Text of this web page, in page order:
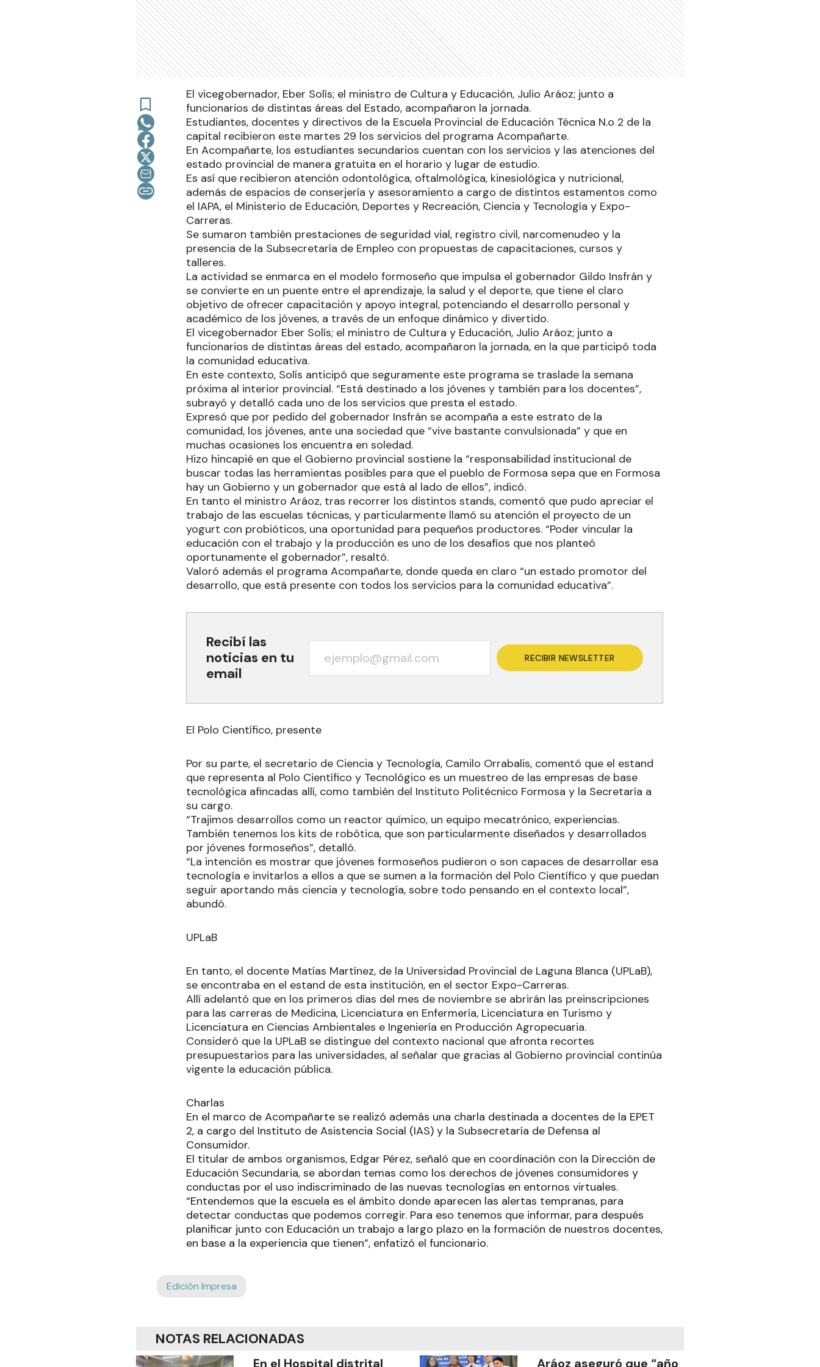
El vicegobernador, Eber Solís; el ministro de Cultura y Educación, Julio Aráoz; junto a
funcionarios de distintas áreas del Estado, acompañaron la jornada.
Estudiantes, docentes y directivos de la Escuela Provincial de Educación Técnica N.o 2 de la
capital recibieron este martes 29 los servicios del programa Acompañarte.
En Acompañarte, los estudiantes secundarios cuentan con los servicios y las atenciones del
estado provincial de manera gratuita en el horario y lugar de estudio.
Es así que recibieron atención odontológica, oftalmológica, kinesiológica y nutricional,
además de espacios de conserjería y asesoramiento a cargo de distintos estamentos como
el IAPA, el Ministerio de Educación, Deportes y Recreación, Ciencia y Tecnología y Expo-
Carreras.
Se sumaron también prestaciones de seguridad vial, registro civil, narcomenudeo y la
presencia de la Subsecretaría de Empleo con propuestas de capacitaciones, cursos y
talleres.
La actividad se enmarca en el modelo formoseño que impulsa el gobernador Gildo Insfrán y
se convierte en un puente entre el aprendizaje, la salud y el deporte, que tiene el claro
objetivo de ofrecer capacitación y apoyo integral, potenciando el desarrollo personal y
académico de los jóvenes, a través de un enfoque dinámico y divertido.
El vicegobernador Eber Solís; el ministro de Cultura y Educación, Julio Aráoz; junto a
funcionarios de distintas áreas del estado, acompañaron la jornada, en la que participó toda
la comunidad educativa.
En este contexto, Solís anticipó que seguramente este programa se traslade la semana
próxima al interior provincial. “Está destinado a los jóvenes y también para los docentes”,
subrayó y detalló cada uno de los servicios que presta el estado.
Expresó que por pedido del gobernador Insfrán se acompaña a este estrato de la
comunidad, los jóvenes, ante una sociedad que “vive bastante convulsionada” y que en
muchas ocasiones los encuentra en soledad.
Hizo hincapié en que el Gobierno provincial sostiene la “responsabilidad institucional de
buscar todas las herramientas posibles para que el pueblo de Formosa sepa que en Formosa
hay un Gobierno y un gobernador que está al lado de ellos”, indicó.
En tanto el ministro Aráoz, tras recorrer los distintos stands, comentó que pudo apreciar el
trabajo de las escuelas técnicas, y particularmente llamó su atención el proyecto de un
yogurt con probióticos, una oportunidad para pequeños productores. “Poder vincular la
educación con el trabajo y la producción es uno de los desafíos que nos planteó
oportunamente el gobernador”, resaltó.
Valoró además el programa Acompañarte, donde queda en claro “un estado promotor del
desarrollo, que está presente con todos los servicios para la comunidad educativa”.
Recibí las
noticias en tu
email
RECIBIR NEWSLETTER
El Polo Científico, presente
Por su parte, el secretario de Ciencia y Tecnología, Camilo Orrabalis, comentó que el estand
que representa al Polo Científico y Tecnológico es un muestreo de las empresas de base
tecnológica afincadas allí, como también del Instituto Politécnico Formosa y la Secretaría a
su cargo.
“Trajimos desarrollos como un reactor químico, un equipo mecatrónico, experiencias.
También tenemos los kits de robótica, que son particularmente diseñados y desarrollados
por jóvenes formoseños”, detalló.
“La intención es mostrar que jóvenes formoseños pudieron o son capaces de desarrollar esa
tecnología e invitarlos a ellos a que se sumen a la formación del Polo Científico y que puedan
seguir aportando más ciencia y tecnología, sobre todo pensando en el contexto local”,
abundó.
UPLaB
En tanto, el docente Matías Martínez, de la Universidad Provincial de Laguna Blanca (UPLaB),
se encontraba en el estand de esta institución, en el sector Expo-Carreras.
Allí adelantó que en los primeros días del mes de noviembre se abrirán las preinscripciones
para las carreras de Medicina, Licenciatura en Enfermería, Licenciatura en Turismo y
Licenciatura en Ciencias Ambientales e Ingeniería en Producción Agropecuaria.
Consideró que la UPLaB se distingue del contexto nacional que afronta recortes
presupuestarios para las universidades, al señalar que gracias al Gobierno provincial continúa
vigente la educación pública.
Charlas
En el marco de Acompañarte se realizó además una charla destinada a docentes de la EPET
2, a cargo del Instituto de Asistencia Social (IAS) y la Subsecretaría de Defensa al
Consumidor.
El titular de ambos organismos, Edgar Pérez, señaló que en coordinación con la Dirección de
Educación Secundaria, se abordan temas como los derechos de jóvenes consumidores y
conductas por el uso indiscriminado de las nuevas tecnologías en entornos virtuales.
“Entendemos que la escuela es el ámbito donde aparecen las alertas tempranas, para
detectar conductas que podemos corregir. Para eso tenemos que informar, para después
planificar junto con Educación un trabajo a largo plazo en la formación de nuestros docentes,
en base a la experiencia que tienen”, enfatizó el funcionario.
Edición Impresa
NOTAS RELACIONADAS
En el Hospital distrital Aráoz aseguró que “año